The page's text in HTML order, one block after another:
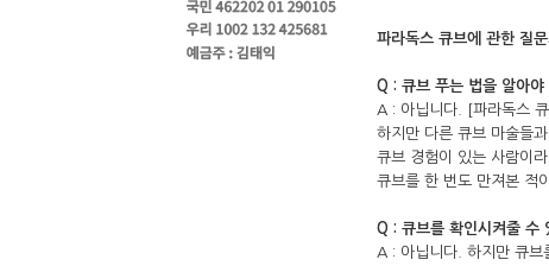
파라독스 큐브에 관한 질
Q : 큐브 푸는 법을 알아야
A : 아닙니다. [파라독스
하지만 다른 큐브 마술들
큐브 경험이 있는 사람이
큐브를 한 번도 만져본 적
Q : 큐브를 확인시켜줄 수
A : 아닙니다. 하지만 큐브